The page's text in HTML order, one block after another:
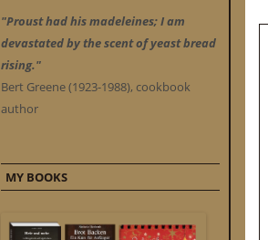
"Proust had his madeleines; I am
devastated by the scent of yeast bread
rising."
Bert Greene (1923-1988), cookbook
author
MY BOOKS